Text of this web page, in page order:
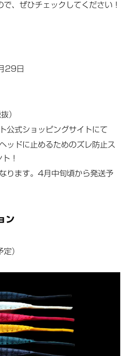
で、ぜひチェックしてください！
29日
）
公式ショッピングサイトにて
ッドに止めるためのズレ防止ス
！
ります。4月中旬頃から発送予
ン
）